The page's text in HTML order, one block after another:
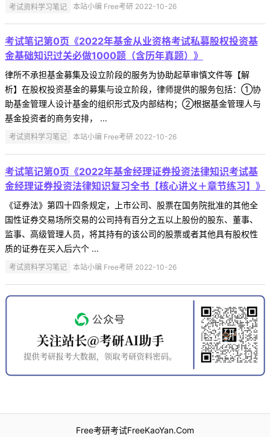
考试资料学习笔记 本站小编 Free考研 2022-10-26
考试笔记第0页《2022年基金从业资格考试私募股权投资基
金基础知识过关必做1000题（含历年真题）》
律所不承担基金募集及设立阶段的服务为协助起草审慎文件等【解
析】在股权投资基金的募集与设立阶段，律师提供的服务包括：①协
助基金管理人设计基金的组织形式及内部结构；②根据基金管理人与
基金投资者的商务安排， ...
考试资料学习笔记 本站小编 Free考研 2022-10-26
考试笔记第0页《2022年基金经理证券投资法律知识考试基
金经理证券投资法律知识复习全书【核心讲义＋章节练习】》
《证券法》第四十四条规定，上市公司、股票在国务院批准的其他全
国性证券交易场所交易的公司持有百分之五以上股份的股东、董事、
监事、高级管理人员，将其持有的该公司的股票或者其他具有股权性
质的证券在买入后六个 ...
考试资料学习笔记 本站小编 Free考研 2022-10-26
Free考研考试FreeKaoYan.Com